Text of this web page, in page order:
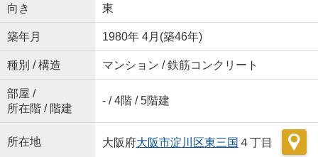
向き 東
築年月 1980年 4月(築46年)
種別 / 構造 マンション / 鉄筋コンクリート
部屋 /
所在階 / 階建
- / 4階 / 5階建
所在地 大阪府大阪市淀川区東三国 ４丁目